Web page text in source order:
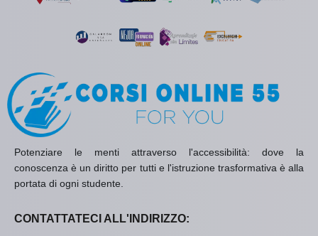
Potenziare le menti attraverso l'accessibilità: dove la
conoscenza è un diritto per tutti e l'istruzione trasformativa è alla
portata di ogni studente.
CONTATTATECI ALL'INDIRIZZO: